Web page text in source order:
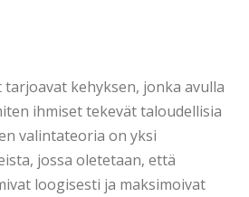
kehyksen, jonka avulla
ihmiset tekevät taloudellisia
valintateoria on yksi
jossa oletetaan, että
loogisesti ja maksimoivat